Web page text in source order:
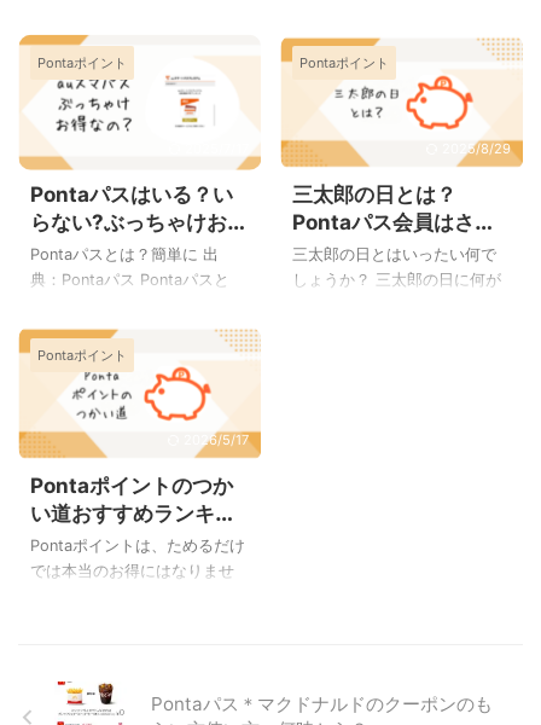
もらえるクーポンですが、
「Pontaパスに入会したけどク
ーポンが見つからない」 「新
規入会クーポンはどこにある
の？」 とお探しの方がいらっ
しゃるのではないでしょう
か。 この入会特典クーポンは
Pontaパスに入会すれば自動的
す。 それではクーポンの取得
方法をご紹介しています。
た このキャンペーンでもらえ
るクーポンは自動的にご自身
のクーポン内に入ることは ...
す。 この記事から分かること
月額料金は日割りで計算？そ
の方法は？ 月額料金の引き落
とし日(課金日)はいつ？ Ponta
パスの無料期間は何日？
Pontaパス日割りが廃止に
Pontaパスの日割りでの支払い
が2024年5月14日をもって終
月は日割り(2024.5.15より日
割廃止) auスマートパスプレミ
Pontaポイント
Pontaパスはいる？い
らない?ぶっちゃけお得
なの?
Pontaパスとは？簡単に 出
典：Pontaパス Pontaパスと
ートパスプレミアムと呼ばれ
ていたサブスクで、月額料金
のみで上の画像にある項目を
はじめとしたすべての特典を
受けられるサービスです。
Pontaパス 月額税込み548円
初回30日間無料 au、他社スマ
ホ関係なし エンタメし放題 割
Pontaパスは、いらない？
Pontaパスに入会しようか入会
すると 『特に ...
Pontaポイント
2025/8/29
三太郎の日とは？
Pontaパス会員はさら
にお得
三太郎の日とはいったい何で
しょうか？ 三太郎の日に何が
Pontaポイント
2026/5/17
Pontaポイントのつか
い道おすすめランキン
グ【損しない＆価値を
最大化】
Pontaポイントは、ためるだけ
では本当のお得にはなりませ
交換で価値アップ 投資に回しPontaパス＊マクドナルドのクーポンのも